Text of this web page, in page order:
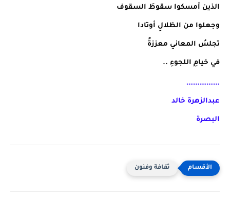
الذين أمسكوا سقوطَ السقوف
وجعلوا من الظلالِ أوتادا
تجلسُ المعاني معززةً
في خيامِ اللجوءِ ..
……………
عبدالزهرة خالد
البصرة
ثقافة وفنون